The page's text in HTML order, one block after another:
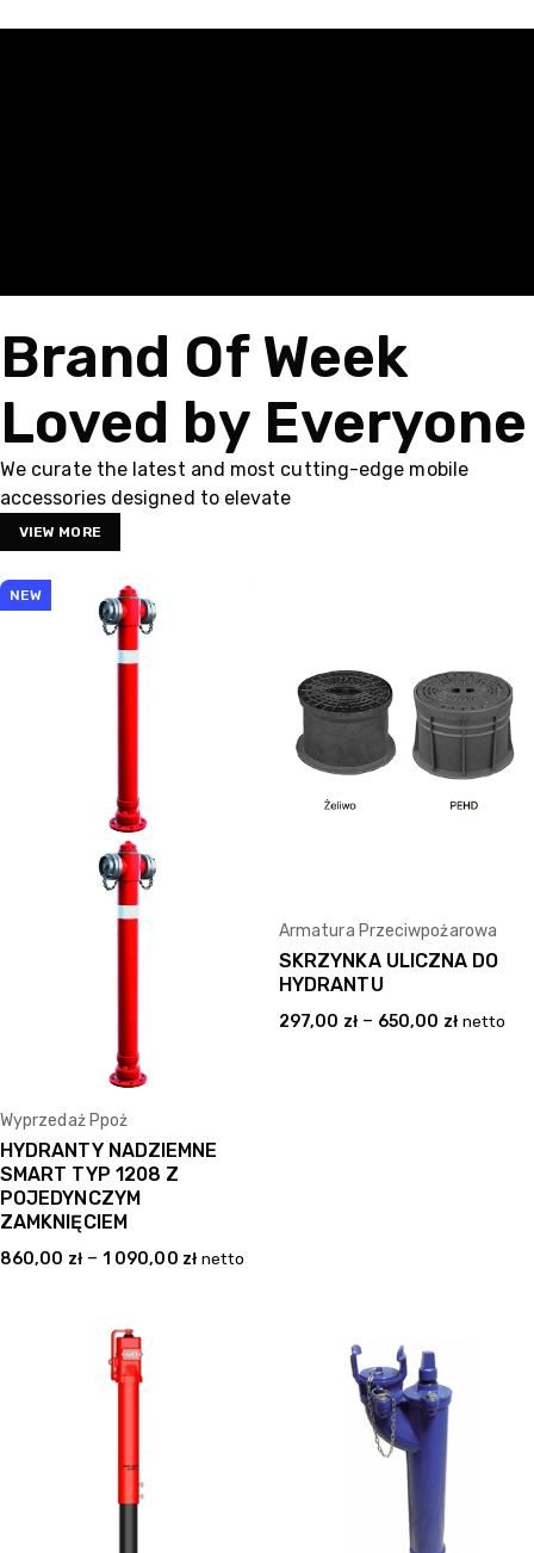
Brand Of Week
Loved by Everyone
We curate the latest and most cutting-edge mobile
accessories designed to elevate
VIEW MORE
NEW
Wyprzedaż Ppoż
HYDRANTY NADZIEMNE
SMART TYP 1208 Z
POJEDYNCZYM
ZAMKNIĘCIEM
860,00 zł – 1 090,00 zł netto
Armatura Przeciwpożarowa
SKRZYNKA ULICZNA DO
HYDRANTU
297,00 zł – 650,00 zł netto